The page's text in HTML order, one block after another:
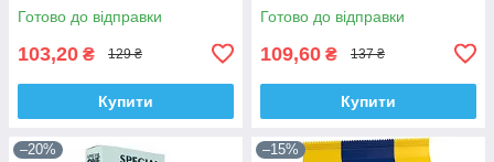
Готово до відправки
103,20 ₴ 129 ₴
Купити
Готово до відправки
109,60 ₴ 137 ₴
Купити
–20% –15%